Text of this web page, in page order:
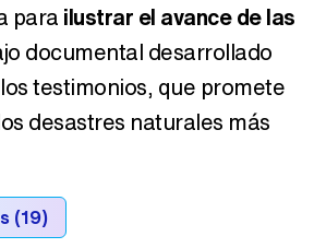
para ilustrar el avance de las
documental desarrollado
testimonios, que promete
desastres naturales más
(19)